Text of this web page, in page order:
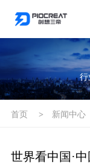
行
首页 > 新闻中心
世界看中国·